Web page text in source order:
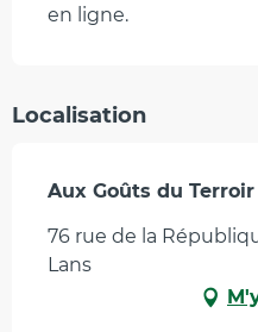
en ligne.
Localisation
Aux Goûts du Terroir
76 rue de la
Lans